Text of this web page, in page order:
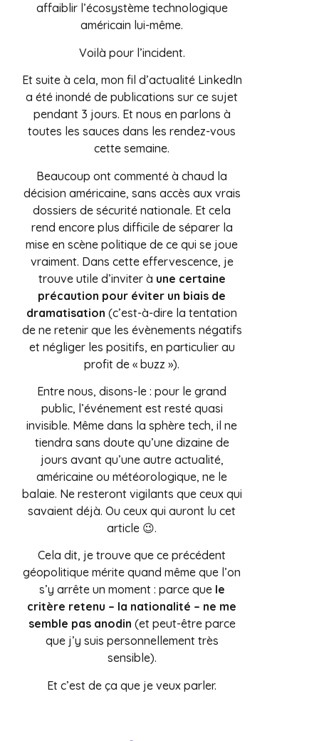
affaiblir l’écosystème technologique
américain lui-même.
Voilà pour l’incident.
Et suite à cela, mon fil d’actualité LinkedIn
a été inondé de publications sur ce sujet
pendant 3 jours. Et nous en parlons à
toutes les sauces dans les rendez-vous
cette semaine.
Beaucoup ont commenté à chaud la
décision américaine, sans accès aux vrais
dossiers de sécurité nationale. Et cela
rend encore plus difficile de séparer la
mise en scène politique de ce qui se joue
vraiment. Dans cette effervescence, je
trouve utile d’inviter à une certaine
précaution pour éviter un biais de
dramatisation (c’est-à-dire la tentation
de ne retenir que les évènements négatifs
et négliger les positifs, en particulier au
profit de « buzz »).
Entre nous, disons-le : pour le grand
public, l’événement est resté quasi
invisible. Même dans la sphère tech, il ne
tiendra sans doute qu’une dizaine de
jours avant qu’une autre actualité,
américaine ou météorologique, ne le
balaie. Ne resteront vigilants que ceux qui
savaient déjà. Ou ceux qui auront lu cet
article 😉.
Cela dit, je trouve que ce précédent
géopolitique mérite quand même que l’on
s’y arrête un moment : parce que le
critère retenu – la nationalité – ne me
semble pas anodin (et peut-être parce
que j’y suis personnellement très
sensible).
Et c’est de ça que je veux parler.